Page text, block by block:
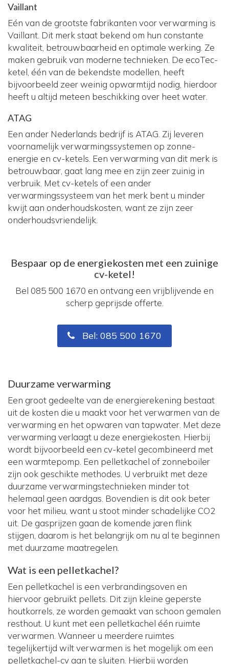
Vaillant
Eén van de grootste fabrikanten voor verwarming is
Vaillant. Dit merk staat bekend om hun constante
kwaliteit, betrouwbaarheid en optimale werking. Ze
maken gebruik van moderne technieken. De ecoTec-
ketel, één van de bekendste modellen, heeft
bijvoorbeeld zeer weinig opwarmtijd nodig, hierdoor
heeft u altijd meteen beschikking over heet water.
ATAG
Een ander Nederlands bedrijf is ATAG. Zij leveren
voornamelijk verwarmingssystemen op zonne-
energie en cv-ketels. Een verwarming van dit merk is
betrouwbaar, gaat lang mee en zijn zeer zuinig in
verbruik. Met cv-ketels of een ander
verwarmingssysteem van het merk bent u minder
kwijt aan onderhoudskosten, want ze zijn zeer
onderhoudsvriendelijk.
Bespaar op de energiekosten met een zuinige
cv-ketel!
Bel 085 500 1670 en ontvang een vrijblijvende en
scherp geprijsde offerte.
Bel: 085 500 1670
Duurzame verwarming
Een groot gedeelte van de energierekening bestaat
uit de kosten die u maakt voor het verwarmen van de
verwarming en het opwaren van tapwater. Met deze
verwarming verlaagt u deze energiekosten. Hierbij
wordt bijvoorbeeld een cv-ketel gecombineerd met
een warmtepomp. Een pelletkachel of zonneboiler
zijn ook geschikte methodes. U verbruikt met deze
duurzame verwarmingstechnieken minder tot
helemaal geen aardgas. Bovendien is dit ook beter
voor het milieu, want u stoot minder schadelijke CO2
uit. De gasprijzen gaan de komende jaren flink
stijgen, daarom is het belangrijk om nu al te beginnen
met duurzame maatregelen.
Wat is een pelletkachel?
Een pelletkachel is een verbrandingsoven en
hiervoor gebruikt pellets. Dit zijn kleine geperste
houtkorrels, ze worden gemaakt van schoon gemalen
resthout. U kunt met een pelletkachel één ruimte
verwarmen. Wanneer u meerdere ruimtes
tegelijkertijd wilt verwarmen is het mogelijk om een
pelletkachel-cv aan te sluiten. Hierbij worden